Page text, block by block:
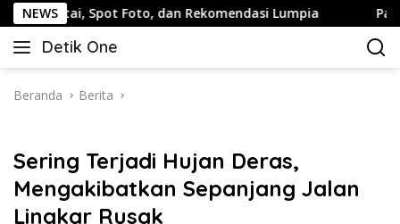
Langsung
ke
konten
NEWS
Foto, dan Rekomendasi Lumpia Panduan Wisata
Detik One
Tajam
Fakta
Beranda Berita
Sering Terjadi Hujan Deras,
Mengakibatkan Sepanjang Jalan
Lingkar Rusak